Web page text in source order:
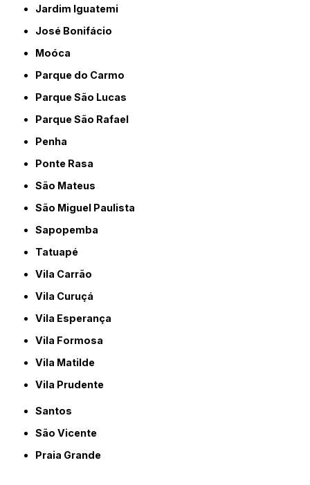
Jardim Iguatemi
José Bonifácio
Moóca
Parque do Carmo
Parque São Lucas
Parque São Rafael
Penha
Ponte Rasa
São Mateus
São Miguel Paulista
Sapopemba
Tatuapé
Vila Carrão
Vila Curuçá
Vila Esperança
Vila Formosa
Vila Matilde
Vila Prudente
Santos
São Vicente
Praia Grande